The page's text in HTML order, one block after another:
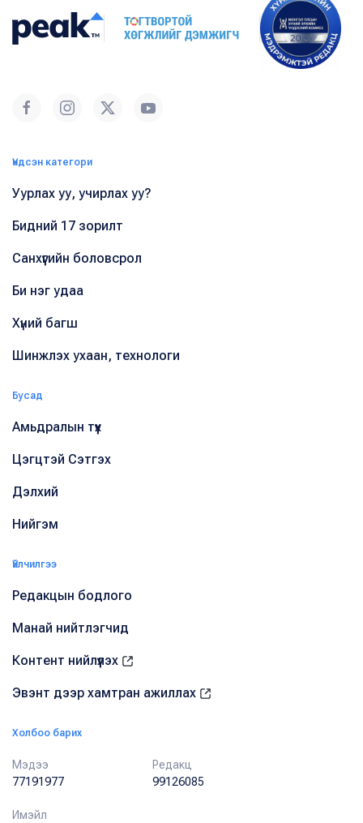
Үндсэн категори
Уурлах уу, учирлах уу?
Бидний 17 зорилт
Санхүүгийн боловсрол
Би нэг удаа
Хүний багш
Шинжлэх ухаан, технологи
Бусад
Амьдралын түүх
Цэгцтэй Сэтгэх
Дэлхий
Нийгэм
Үйлчилгээ
Редакцын бодлого
Манай нийтлэгчид
Контент нийлүүлэх
Эвэнт дээр хамтран ажиллах
Холбоо барих
Мэдээ
77191977
Редакц
99126085
Имэйл